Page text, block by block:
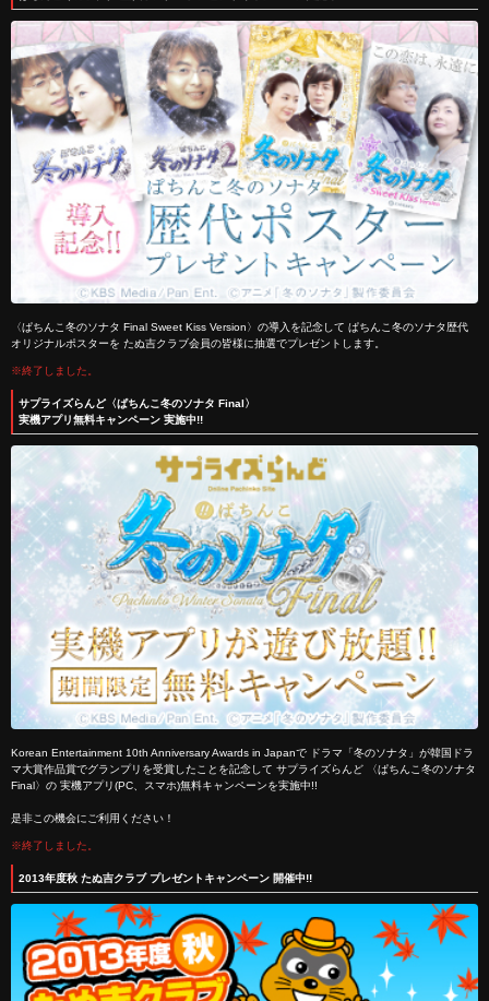
〈ぱちんこ冬のソナタ Final Sweet Kiss Version〉の導入を記念して ぱちんこ冬のソナタ歴代
オリジナルポスターを たぬ吉クラブ会員の皆様に抽選でプレゼントします。
※終了しました。
サプライズらんど〈ぱちんこ冬のソナタ Final〉
実機アプリ無料キャンペーン 実施中!!
Korean Entertainment 10th Anniversary Awards in Japanで ドラマ「冬のソナタ」が韓国ドラ
マ大賞作品賞でグランプリを受賞したことを記念して サプライズらんど 〈ぱちんこ冬のソナタ
Final〉の 実機アプリ(PC、スマホ)無料キャンペーンを実施中!!
是非この機会にご利用ください！
※終了しました。
2013年度秋 たぬ吉クラブ プレゼントキャンペーン 開催中!!